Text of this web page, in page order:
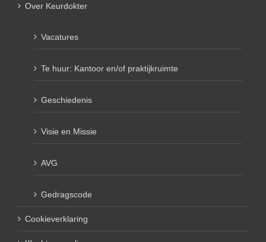
Over Keurdokter
Vacatures
Te huur: Kantoor en/of praktijkruimte
Geschiedenis
Visie en Missie
AVG
Gedragscode
Cookieverklaring